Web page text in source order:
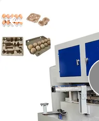
STARTSEITE
PRODUKTE
VIDEOS
Packing
Machinery
Factory.
Rights
Reserved.